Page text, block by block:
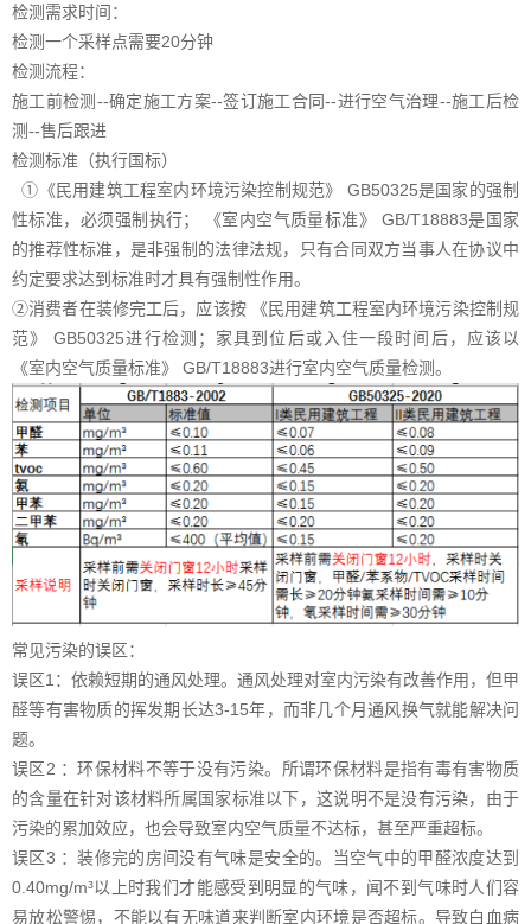
检测需求时间：
检测一个采样点需要20分钟
检测流程：
施工前检测--确定施工方案--签订施工合同--进行空气治理--施工后检
测--售后跟进
检测标准（执行国标）
①《民用建筑工程室内环境污染控制规范》 GB50325是国家的强制
性标准，必须强制执行； 《室内空气质量标准》 GB/T18883是国家
的推荐性标准，是非强制的法律法规，只有合同双方当事人在协议中
约定要求达到标准时才具有强制性作用。
②消费者在装修完工后，应该按 《民用建筑工程室内环境污染控制规
范》 GB50325进行检测；家具到位后或入住一段时间后，应该以
《室内空气质量标准》 GB/T18883进行室内空气质量检测。
常见污染的误区：
误区1：依赖短期的通风处理。通风处理对室内污染有改善作用，但甲
醛等有害物质的挥发期长达3-15年，而非几个月通风换气就能解决问
题。
误区2 ：环保材料不等于没有污染。所谓环保材料是指有毒有害物质
的含量在针对该材料所属国家标准以下，这说明不是没有污染，由于
污染的累加效应，也会导致室内空气质量不达标，甚至严重超标。
误区3 ：装修完的房间没有气味是安全的。当空气中的甲醛浓度达到
0.40mg/m³以上时我们才能感受到明显的气味，闻不到气味时人们容
易放松警惕，不能以有无味道来判断室内环境是否超标。导致白血病